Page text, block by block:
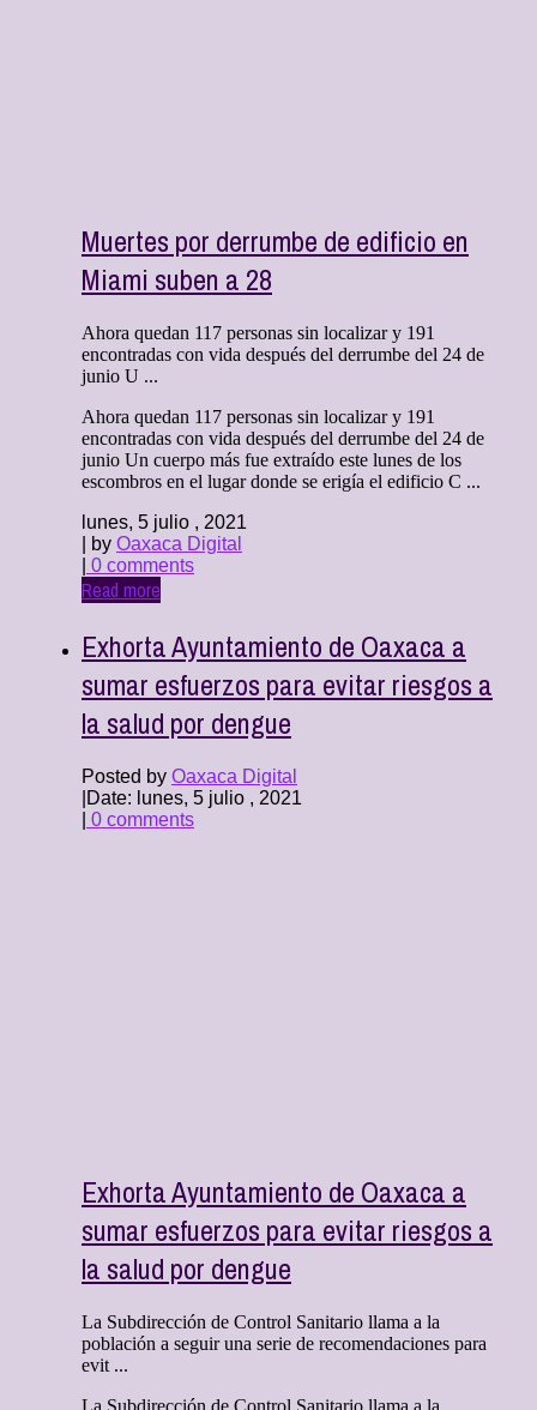
Muertes por derrumbe de edificio en
Miami suben a 28
Ahora quedan 117 personas sin localizar y 191
encontradas con vida después del derrumbe del 24 de
junio U ...
Ahora quedan 117 personas sin localizar y 191
encontradas con vida después del derrumbe del 24 de
junio Un cuerpo más fue extraído este lunes de los
escombros en el lugar donde se erigía el edificio C ...
lunes, 5 julio , 2021
| by Oaxaca Digital
0 comments
Read more
Exhorta Ayuntamiento de Oaxaca a
sumar esfuerzos para evitar riesgos a
la salud por dengue
Posted by Oaxaca Digital
Date: lunes, 5 julio , 2021
0 comments
Exhorta Ayuntamiento de Oaxaca a
sumar esfuerzos para evitar riesgos a
la salud por dengue
La Subdirección de Control Sanitario llama a la
población a seguir una serie de recomendaciones para
evit ...
La Subdirección de Control Sanitario llama a la